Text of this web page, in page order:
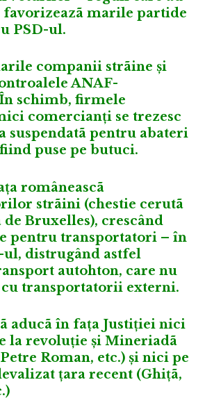
favorizeazã marile partide
PSD-ul.
companii strãine și
ANAF-
schimb, firmele
comercianți se trezesc
suspendatã pentru abateri
puse pe butuci.
româneascã
strãini (chestie cerutã
de Bruxelles), crescând
pentru transportatori – în
ul, distrugând astfel
autohton, care nu
transportatorii externi.
aducã în fața Justiției nici
la revoluție și Mineriadã
Roman, etc.) și nici pe
țara recent (Ghițã,